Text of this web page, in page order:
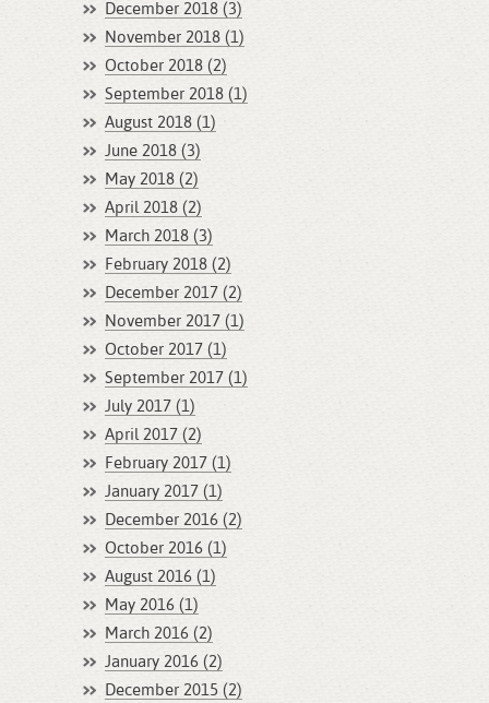
December 2018 (3)
November 2018 (1)
October 2018 (2)
September 2018 (1)
August 2018 (1)
June 2018 (3)
May 2018 (2)
April 2018 (2)
March 2018 (3)
February 2018 (2)
December 2017 (2)
November 2017 (1)
October 2017 (1)
September 2017 (1)
July 2017 (1)
April 2017 (2)
February 2017 (1)
January 2017 (1)
December 2016 (2)
October 2016 (1)
August 2016 (1)
May 2016 (1)
March 2016 (2)
January 2016 (2)
December 2015 (2)